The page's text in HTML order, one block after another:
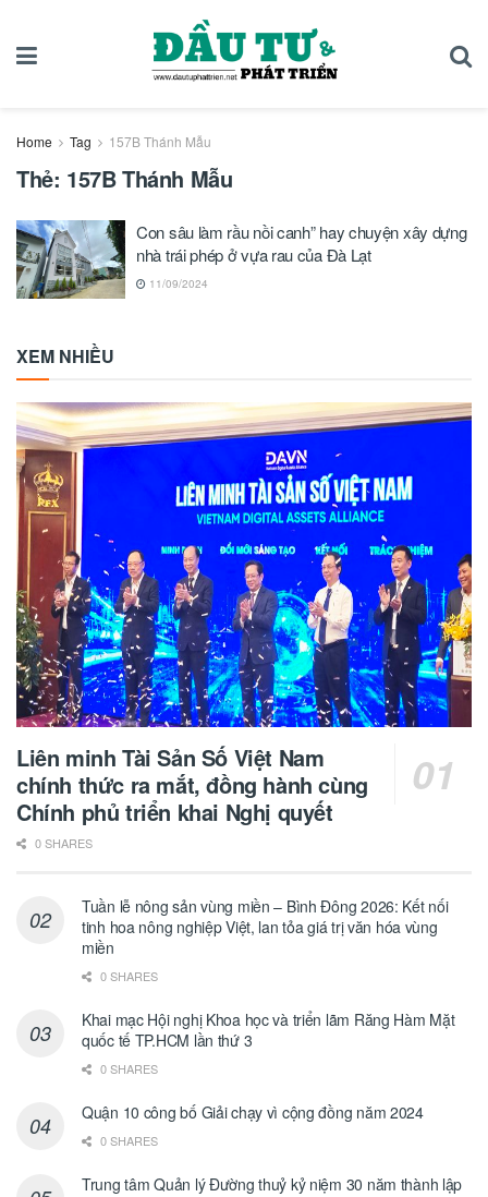
Home Tag 157B Thánh Mẫu
Thẻ: 157B Thánh Mẫu
Con sâu làm rầu nồi canh” hay chuyện xây dựng
nhà trái phép ở vựa rau của Đà Lạt
11/09/2024
XEM NHIỀU
Liên minh Tài Sản Số Việt Nam
chính thức ra mắt, đồng hành cùng
Chính phủ triển khai Nghị quyết
0 SHARES
Tuần lễ nông sản vùng miền – Bình Đông 2026: Kết nối
tinh hoa nông nghiệp Việt, lan tỏa giá trị văn hóa vùng
miền
0 SHARES
Khai mạc Hội nghị Khoa học và triển lãm Răng Hàm Mặt
quốc tế TP.HCM lần thứ 3
0 SHARES
Quận 10 công bố Giải chạy vì cộng đồng năm 2024
0 SHARES
Trung tâm Quản lý Đường thuỷ kỷ niệm 30 năm thành lập